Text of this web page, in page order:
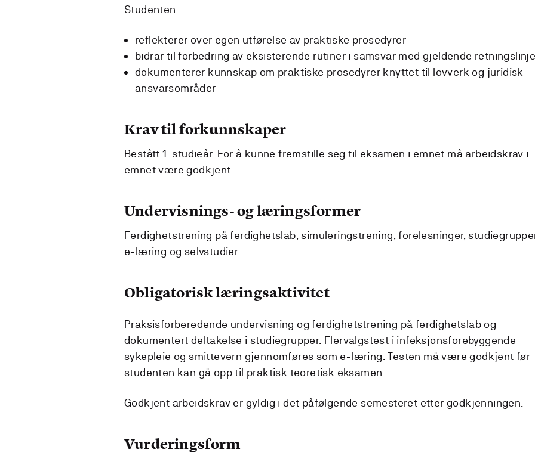
Studenten...
reflekterer over egen utførelse av praktiske prosedyrer
bidrar til forbedring av eksisterende rutiner i samsvar med gjeldende
dokumenterer kunnskap om praktiske prosedyrer knyttet til lovverk og juridisk
ansvarsområder
Krav til forkunnskaper
Bestått 1. studieår. For å kunne fremstille seg til eksamen i emnet må arbeidskrav i
emnet være godkjent
Undervisnings- og læringsformer
Ferdighetstrening på ferdighetslab, simuleringstrening, forelesninger,
e-læring og selvstudier
Obligatorisk læringsaktivitet
Praksisforberedende undervisning og ferdighetstrening på ferdighetslab og
dokumentert deltakelse i studiegrupper. Flervalgstest i infeksjonsforebyggende
sykepleie og smittevern gjennomføres som e-læring. Testen må være godkjent før
studenten kan gå opp til praktisk teoretisk eksamen.
Godkjent arbeidskrav er gyldig i det påfølgende semesteret etter godkjenningen.
Vurderingsform